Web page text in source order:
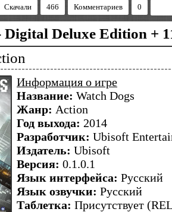
Скачали 466 Комментариев 0
Digital Deluxe Edition +
Информация о игре
Название: Watch Dogs
Жанр: Action
Год выхода: 2014
Разработчик: Ubisoft
Издатель: Ubisoft
Версия: 0.1.0.1
Язык интерфейса: Русский
Язык озвучки: Русский
Таблетка: Присутствует